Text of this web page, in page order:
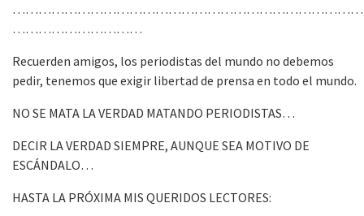
………………………………………………………………………
…………………………
Recuerden amigos, los periodistas del mundo no debemos
pedir, tenemos que exigir libertad de prensa en todo el mundo.
NO SE MATA LA VERDAD MATANDO PERIODISTAS…
DECIR LA VERDAD SIEMPRE, AUNQUE SEA MOTIVO DE
ESCÁNDALO…
HASTA LA PRÓXIMA MIS QUERIDOS LECTORES: